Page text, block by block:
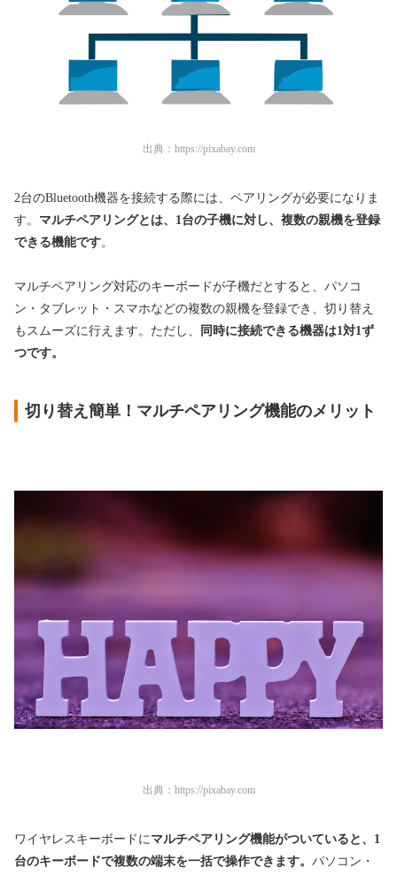
出典： https://pixabay.com
2台のBluetooth機器を接続する際には、ペアリングが必要になりま
す。 マルチペアリングとは、1台の子機に対し、複数の親機を登録
できる機能です。
マルチペアリング対応のキーボードが子機だとすると、パソコ
ン・タブレット・スマホなどの複数の親機を登録でき、切り替え
もスムーズに行えます。ただし、
同時に接続できる機器は1対1ず
つです。
切り替え簡単！マルチペアリング機能のメリット
出典： https://pixabay.com
ワイヤレスキーボードに マルチペアリング機能がついていると、1
台のキーボードで複数の端末を一括で操作できます。 パソコン・